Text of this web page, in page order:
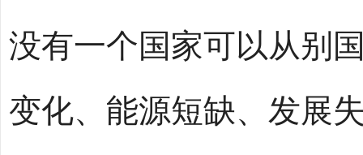
没有一个国家可以从别
变化、能源短缺、发展